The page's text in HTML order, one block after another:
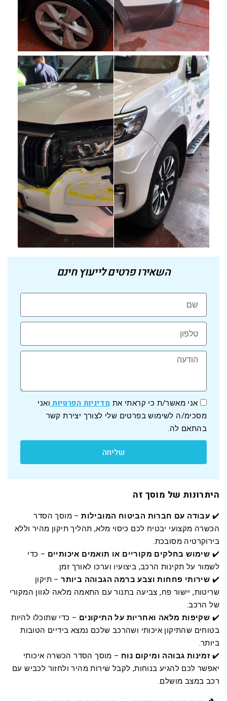
השאירו פרטים לייעוץ חינם
אני מאשר/ת כי קראתי את מדיניות הפרטיות ואני
מסכימ/ה לשימוש בפרטים שלי לצורך יצירת קשר
בהתאם לה.
שליחה
היתרונות של מוסך זה
✔️ עבודה עם חברות הביטוח המובילות– מוסך הסדר
הכשרה מקצועי יבטיח לכם כיסוי מלא, תהליך תיקון מהיר וללא
בירוקרטיה מסובכת.
✔️ שימוש בחלקים מקוריים או תואמים איכותיים – כדי
לשמור על תקינות הרכב, ביצועיו וערכו לאורך זמן.
✔️ שירותי פחחות וצבע ברמה הגבוהה ביותר– תיקון
שריטות, יישור פח, צביעה בתנור עם התאמה מלאה לגוון המקורי
של הרכב.
✔️ שקיפות מלאה ואחריות על התיקונים – כדי שתוכלו להיות
בטוחים שהתיקון איכותי ושהרכב שלכם נמצא בידיים הטובות
ביותר.
✔️זמינות גבוהה ומיקום נוח – מוסך הסדר הכשרה איכותי
יאפשר לכם להגיע בנוחות, לקבל שירות מהיר ולחזור לכביש עם
רכב במצב מושלם.